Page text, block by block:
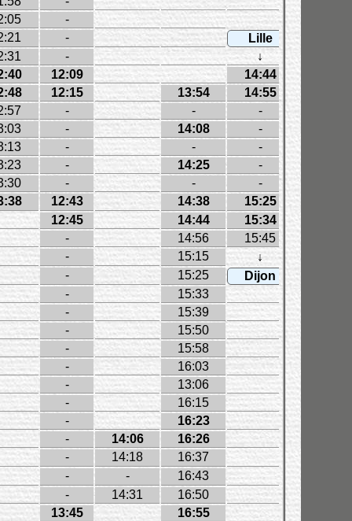
-
- Lille
- ↓
12:09 14:44
12:15 13:54 14:55
- - -
- 14:08 -
- - -
- 14:25 -
- - -
12:43 14:38 15:25
12:45
14:44 15:34
-
14:56 15:45
-
15:15 ↓
-
15:25 Dijon
-
15:33
-
15:39
-
15:50
-
15:58
-
16:03
-
13:06
-
16:15
-
16:23
-
14:06 16:26
-
14:18 16:37
-
- 16:43
-
14:31 16:50
13:45
16:55